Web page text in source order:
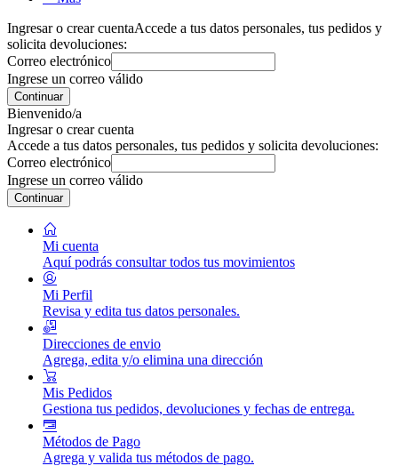
Ingresar o crear cuentaAccede a tus datos personales, tus pedidos y
solicita devoluciones:
Correo electrónico
Ingrese un correo válido
Continuar
Bienvenido/a
Ingresar o crear cuenta
Accede a tus datos personales, tus pedidos y solicita devoluciones:
Correo electrónico
Ingrese un correo válido
Continuar
Mi cuenta
Aquí podrás consultar todos tus movimientos
Mi Perfil
Revisa y edita tus datos personales.
Direcciones de envio
Agrega, edita y/o elimina una dirección
Mis Pedidos
Gestiona tus pedidos, devoluciones y fechas de entrega.
Métodos de Pago
Agrega y valida tus métodos de pago.